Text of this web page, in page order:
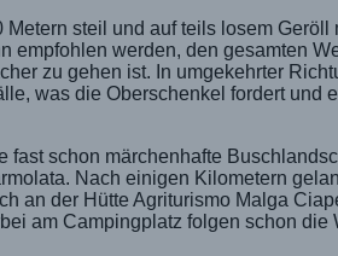
steil und auf teils losem Geröll
empfohlen werden, den gesamten
zu gehen ist. In umgekehrter
was die Oberschenkel fordert und
schon märchenhafte
Nach einigen Kilometern
an der Hütte Agriturismo Malga
am Campingplatz folgen schon die